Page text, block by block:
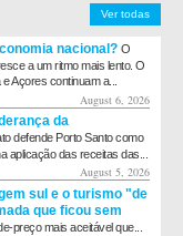
Ver todas
nacional? O
a um ritmo mais lento. O
Açores continuam a...
August 6, 2026
da
defende Porto Santo como
aplicação das receitas das...
August 5, 2026
sul e o turismo "de
que ficou sem
preço mais aceitável que...